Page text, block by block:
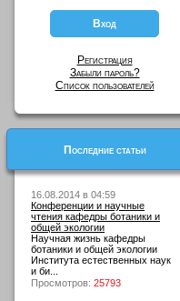
Регистрация
Забыли пароль?
Список пользователей
Последние статьи
16.08.2014 в 04:59
Конференции и научные
чтения кафедры ботаники и
общей экологии
Научная жизнь кафедры
ботаники и общей экологии
Института естественных наук
и би...
Просмотров: 25793